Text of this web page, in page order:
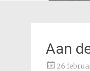
Aan
26